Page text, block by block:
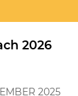
2026
2025